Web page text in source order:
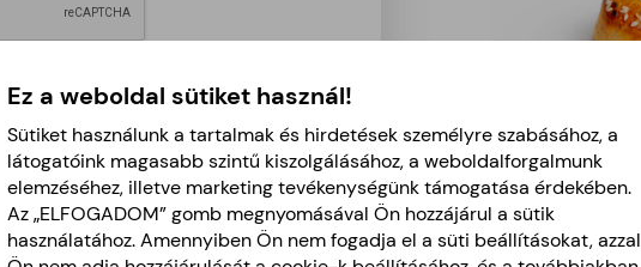
Ez a weboldal sütiket használ!
Sütiket használunk a tartalmak és hirdetések személyre szabásához, a
látogatóink magasabb szintű kiszolgálásához, a weboldalforgalmunk
elemzéséhez, illetve marketing tevékenységünk támogatása érdekében.
Az „ELFOGADOM” gomb megnyomásával Ön hozzájárul a sütik
használatához. Amennyiben Ön nem fogadja el a süti beállításokat, azzal